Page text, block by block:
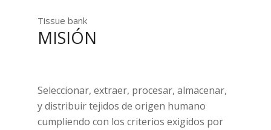
Tissue bank
MISIÓN
Seleccionar, extraer, procesar, almacenar,
y distribuir tejidos de origen humano
cumpliendo con los criterios exigidos por